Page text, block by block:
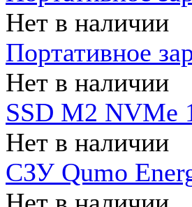
Нет в наличии
Портативное
Нет в наличии
SSD M2 NVMe
Нет в наличии
СЗУ Qumo